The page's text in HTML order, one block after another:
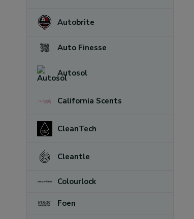
Autobrite
Auto Finesse
Autosol
California Scents
CleanTech
Cleantle
Colourlock
Foen